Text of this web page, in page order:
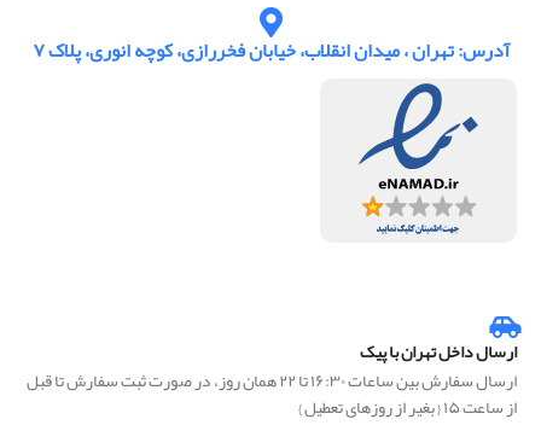
آدرس: تهران ، میدان انقلاب، خیابان فخررازی، کوچه انوری، پلاک ۷
ارسال داخل تهران با پیک
ارسال سفارش بین ساعات ۱۶:۳۰ تا ۲۲ همان روز، در صورت ثبت سفارش تا قبل
از ساعت ۱۵ { بغیر از روزهای تعطیل }